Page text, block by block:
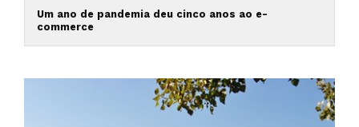
Um ano de pandemia deu cinco anos ao e-
commerce